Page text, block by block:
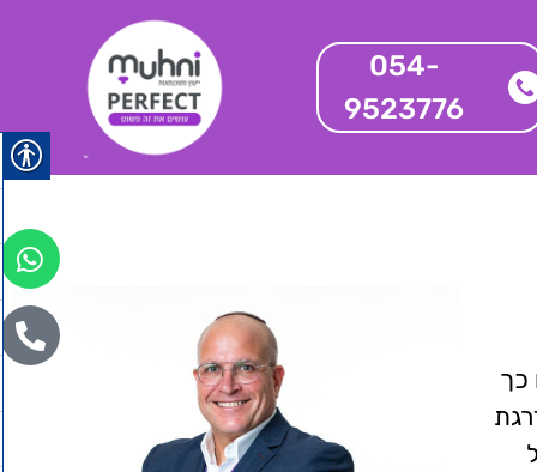
054-
9523776
כך